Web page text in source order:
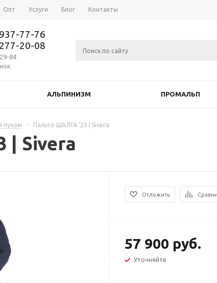
Опт Услуги Блог Контакты
77-76
20-08
84
АЛЬПИНИЗМ ПРОМАЛЬП
пухом - Пальто ШАЛГА '23 | Sivera
| Sivera
Отложить
57 900 руб.
Уточняйте